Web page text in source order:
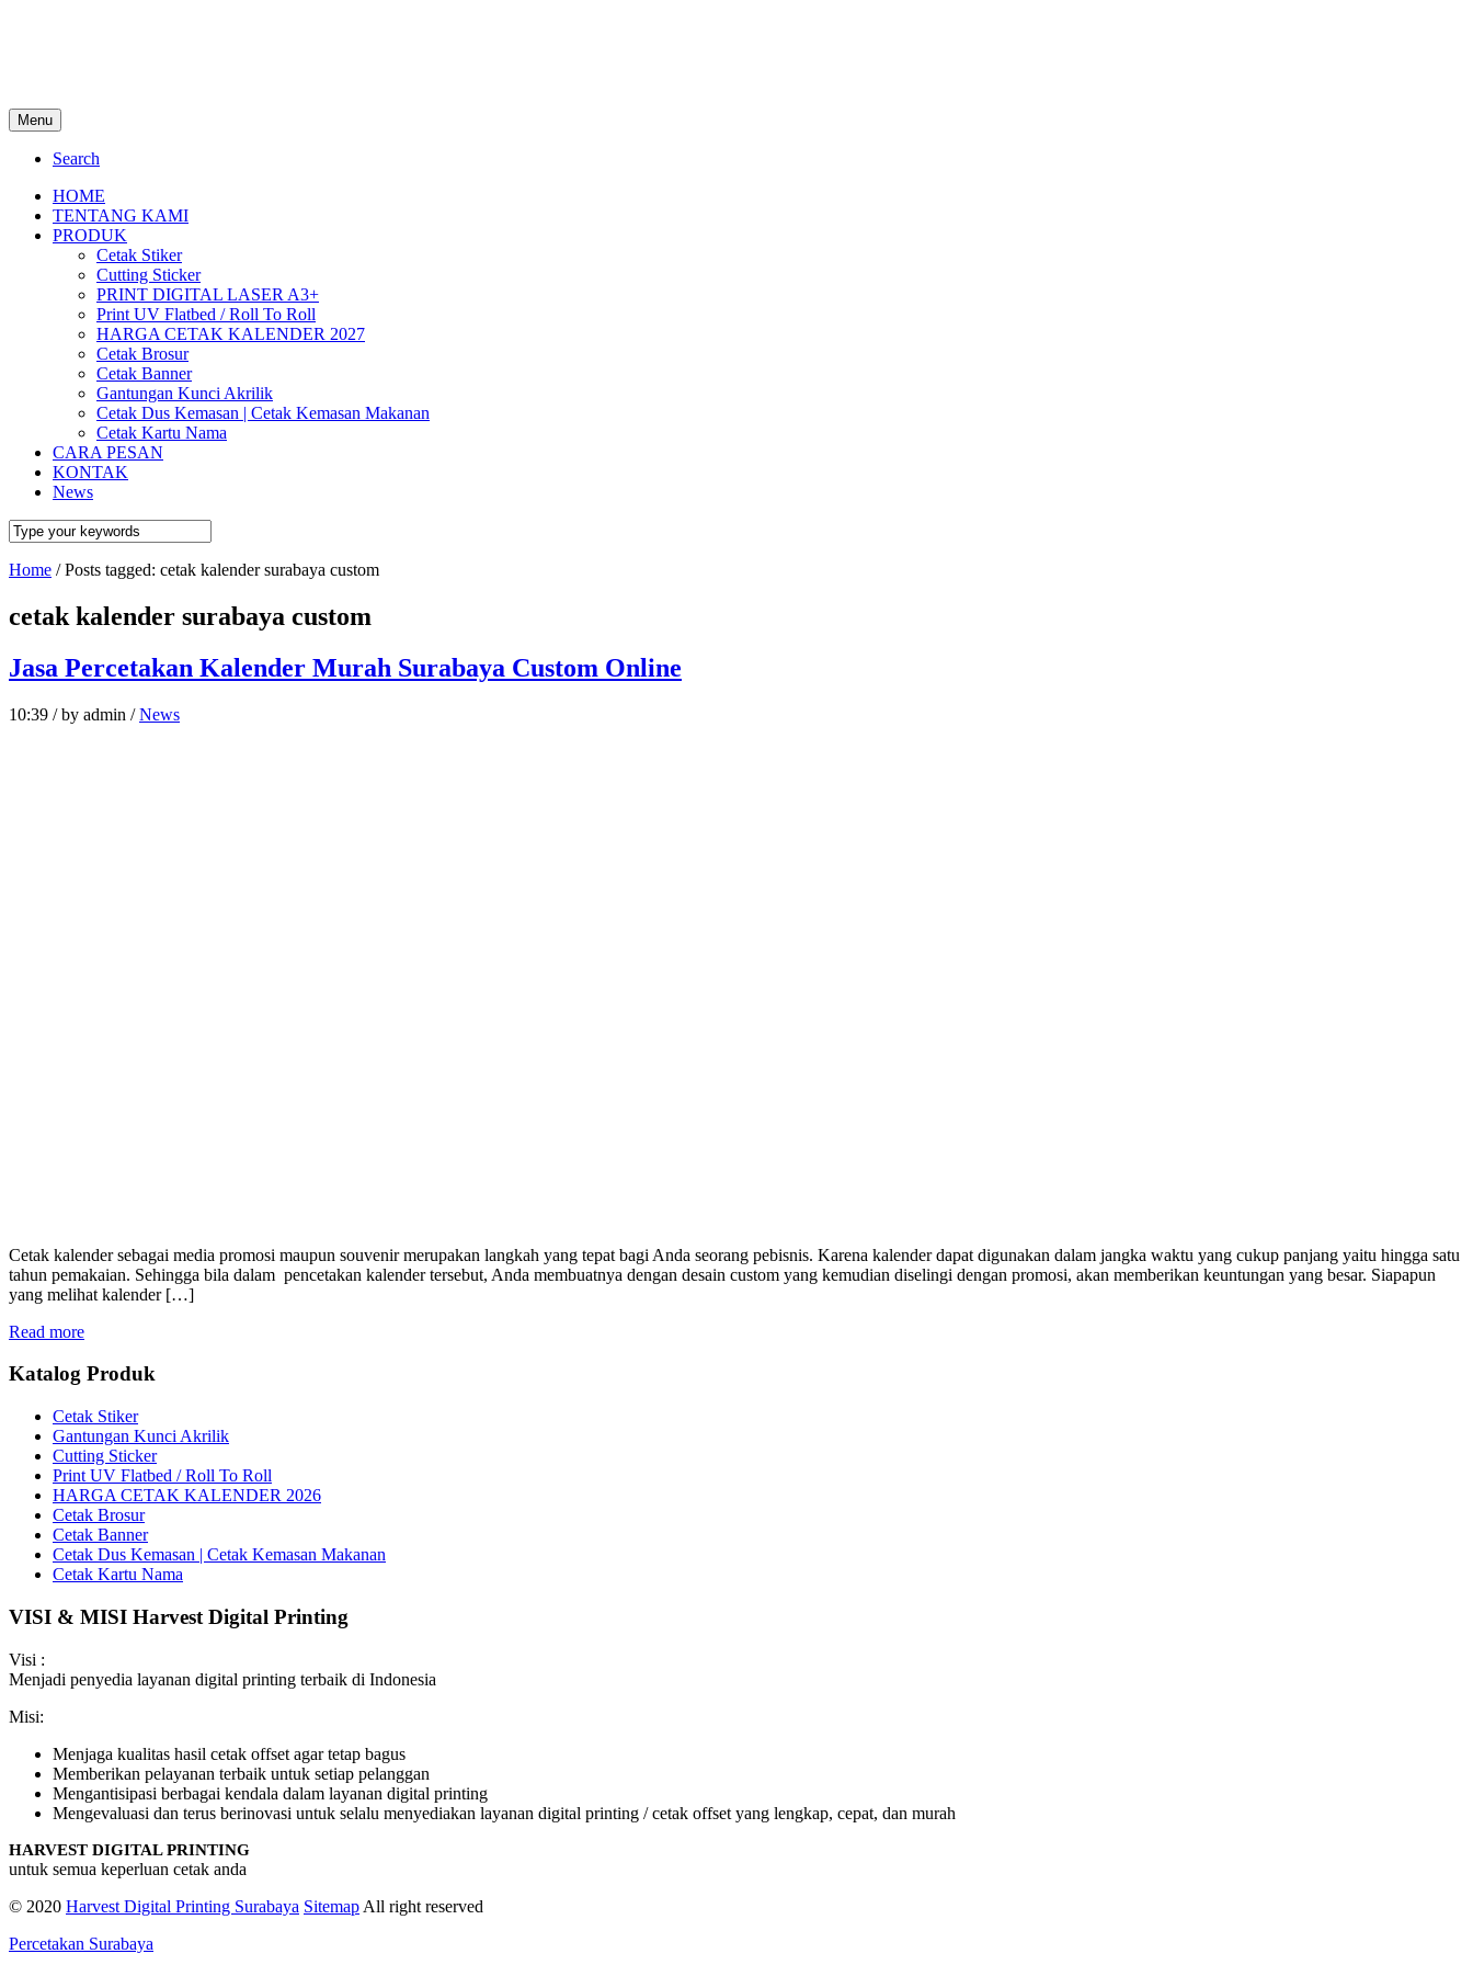
Menu
Search
HOME
TENTANG KAMI
PRODUK
Cetak Stiker
Cutting Sticker
PRINT DIGITAL LASER A3+
Print UV Flatbed / Roll To Roll
HARGA CETAK KALENDER 2027
Cetak Brosur
Cetak Banner
Gantungan Kunci Akrilik
Cetak Dus Kemasan | Cetak Kemasan Makanan
Cetak Kartu Nama
CARA PESAN
KONTAK
News
Home / Posts tagged: cetak kalender surabaya custom
cetak kalender surabaya custom
Jasa Percetakan Kalender Murah Surabaya Custom Online
10:39 /by admin / News
Cetak kalender sebagai media promosi maupun souvenir merupakan langkah yang tepat bagi Anda seorang pebisnis. Karena kalender dapat digunakan dalam jangka waktu yang cukup panjang yaitu hingga satu
tahun pemakaian. Sehingga bila dalam pencetakan kalender tersebut, Anda membuatnya dengan desain custom yang kemudian diselingi dengan promosi, akan memberikan keuntungan yang besar. Siapapun
yang melihat kalender […]
Read more
Katalog Produk
Cetak Stiker
Gantungan Kunci Akrilik
Cutting Sticker
Print UV Flatbed / Roll To Roll
HARGA CETAK KALENDER 2026
Cetak Brosur
Cetak Banner
Cetak Dus Kemasan | Cetak Kemasan Makanan
Cetak Kartu Nama
VISI & MISI Harvest Digital Printing
Visi :
Menjadi penyedia layanan digital printing terbaik di Indonesia
Misi:
Menjaga kualitas hasil cetak offset agar tetap bagus
Memberikan pelayanan terbaik untuk setiap pelanggan
Mengantisipasi berbagai kendala dalam layanan digital printing
Mengevaluasi dan terus berinovasi untuk selalu menyediakan layanan digital printing / cetak offset yang lengkap, cepat, dan murah
HARVEST DIGITAL PRINTING
untuk semua keperluan cetak anda
© 2020 Harvest Digital Printing Surabaya Sitemap All right reserved
Percetakan Surabaya